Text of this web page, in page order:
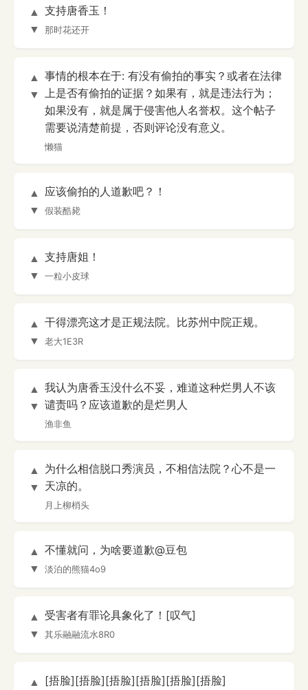
▲
▼
支持唐香玉！
那时花还开
▲
▼
事情的根本在于: 有没有偷拍的事实？或者在法律
上是否有偷拍的证据？如果有，就是违法行为；
如果没有，就是属于侵害他人名誉权。这个帖子
需要说清楚前提，否则评论没有意义。
懒猫
▲
▼
应该偷拍的人道歉吧？！
假装酷毙
▲
▼
支持唐姐！
一粒小皮球
▲
▼
干得漂亮这才是正规法院。比苏州中院正规。
老大1E3R
▲
▼
我认为唐香玉没什么不妥，难道这种烂男人不该
谴责吗？应该道歉的是烂男人
渔非鱼
▲
▼
为什么相信脱口秀演员，不相信法院？心不是一
天凉的。
月上柳梢头
▲
▼
不懂就问，为啥要道歉@豆包
淡泊的熊猫4o9
▲
▼
受害者有罪论具象化了！[叹气]
其乐融融流水8R0
▲
[捂脸][捂脸][捂脸][捂脸][捂脸][捂脸]